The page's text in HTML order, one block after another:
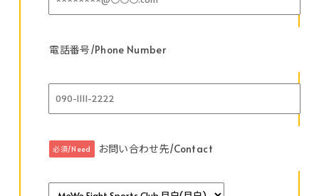
電話番号/Phone Number
必須/Need お問い合わせ先/Contact